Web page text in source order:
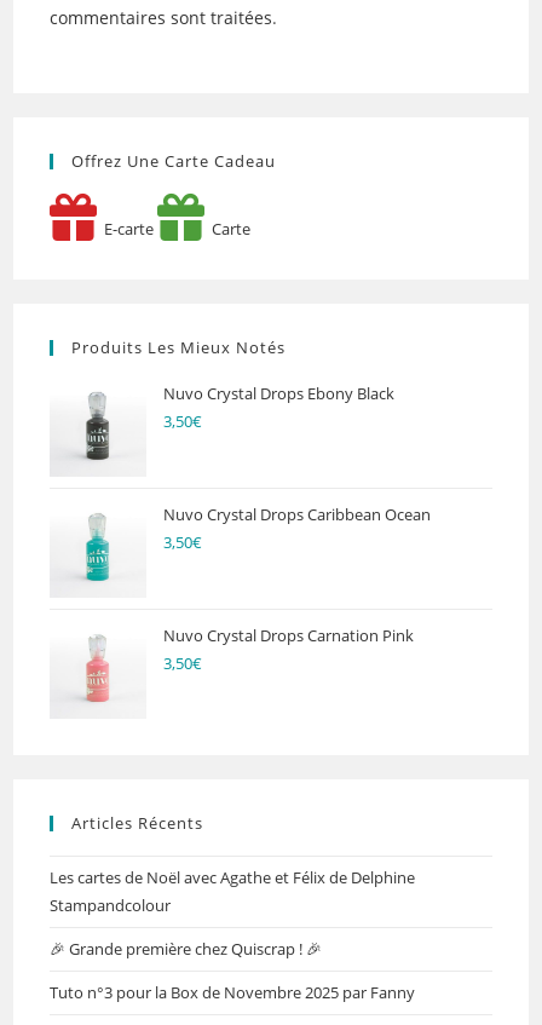
commentaires sont traitées.
Offrez Une Carte Cadeau
E-carte Carte
Produits Les Mieux Notés
Nuvo Crystal Drops Ebony Black
3,50€
Nuvo Crystal Drops Caribbean Ocean
3,50€
Nuvo Crystal Drops Carnation Pink
3,50€
Articles Récents
Les cartes de Noël avec Agathe et Félix de Delphine
Stampandcolour
🎉 Grande première chez Quiscrap ! 🎉
Tuto n°3 pour la Box de Novembre 2025 par Fanny